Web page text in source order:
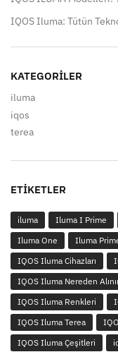
IQOS Iluma: Tütün
KATEGORILER
iluma
iqos
terea
ETIKETLER
iluma Iluma I Prime
Iluma One
Iluma
IQOS Iluma Cihazları
IQOS Iluma Nereden
IQOS Iluma Renkleri
IQOS Iluma Terea
IQOS Iluma Çeşitleri